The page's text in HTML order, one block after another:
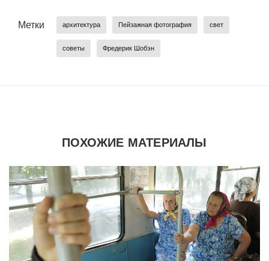
Метки архитектура Пейзажная фотография свет
советы Фредерик Шобэн
ПОХОЖИЕ МАТЕРИАЛЫ